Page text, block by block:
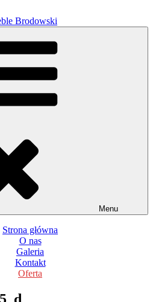
Ciebie!
Menu
Strona główna
O nas
Galeria
Kontakt
Oferta